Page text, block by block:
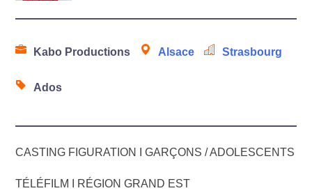
Kabo Productions Alsace Strasbourg
Ados
CASTING FIGURATION I GARÇONS / ADOLESCENTS
TÉLÉFILM I RÉGION GRAND EST